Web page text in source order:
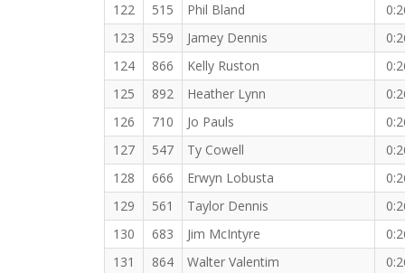
122
515 Phil Bland
123
559 Jamey Dennis
124
866 Kelly Ruston
125
892 Heather Lynn
126
710 Jo Pauls
127
547 Ty Cowell
128
666 Erwyn Lobusta
129
561 Taylor Dennis
130
683 Jim McIntyre
131
864 Walter Valentim